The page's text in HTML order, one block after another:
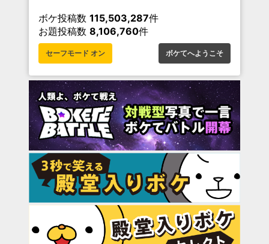
ボケ投稿数 115,503,287件
お題投稿数 8,106,760件
セーフモード オン ボケてへようこそ